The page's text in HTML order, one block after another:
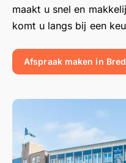
maakt u snel en
komt u langs bij een
Afspraak maken in